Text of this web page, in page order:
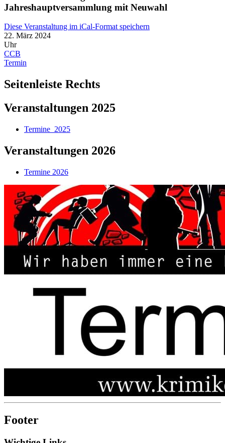
Jahreshauptversammlung mit Neuwahl
Diese Veranstaltung im iCal-Format speichern
22. März 2024
Uhr
CCB
Termin
Seitenleiste Rechts
Veranstaltungen 2025
Termine_2025
Veranstaltungen 2026
Termine 2026
Footer